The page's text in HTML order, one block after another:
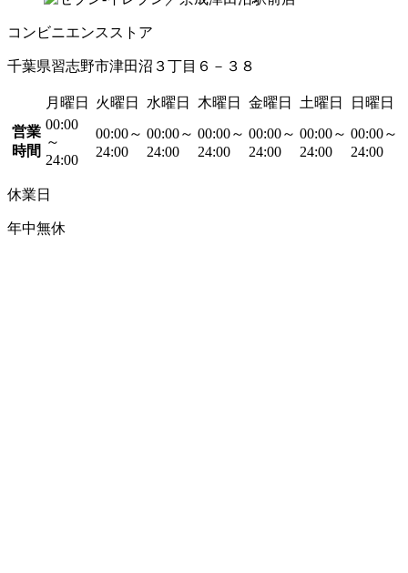
コンビニエンスストア
千葉県習志野市津田沼３丁目６－３８
月曜日 火曜日 水曜日 木曜日 金曜日 土曜日
日曜日
営業
時間
00:00
～
24:00
00:00～
24:00
00:00～
24:00
00:00～
24:00
00:00～
24:00
00:00～
24:00
00:00～
24:00
休業日
年中無休